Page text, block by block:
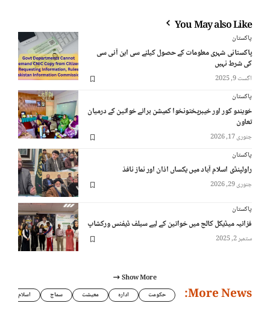
You May also Like
پاکستان
پاکستانی شہری معلومات کے حصول کیلئے سی این آئی سی
کی شرط نہیں
اگست 9, 2025
پاکستان
خویندو کور اور خیبرپختونخوا کمیشن برائے خواتین کے درمیان
تعاون
جنوری 17, 2026
پاکستان
راولپنڈی اسلام آباد میں یکساں اذان اور نماز نافذ
جنوری 29, 2026
پاکستان
فزائیہ میڈیکل کالج میں خواتین کے لیے سیلف ڈیفنس ورکشاپ
ستمبر 2, 2025
Show More
More News: حکومت ادارہ معیشت سماج اسلام